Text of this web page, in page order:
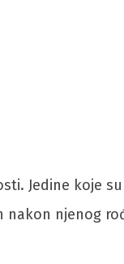
Jedine koje
nakon njenog